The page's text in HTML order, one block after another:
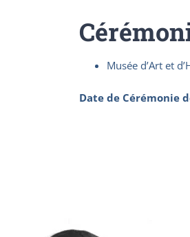
Musée d’Art et
Date de Cérémonie